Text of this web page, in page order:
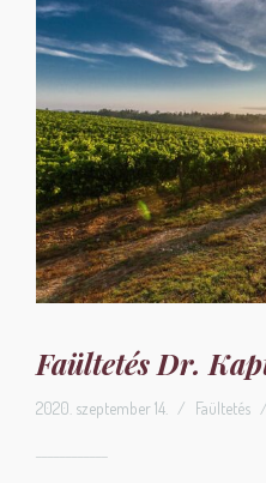
Faültetés Dr.
2020. szeptember 14. / Faültetés /